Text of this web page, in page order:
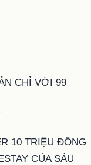
CHỈ VỚI 99
10 TRIỆU ĐỒNG
CỦA SÁU